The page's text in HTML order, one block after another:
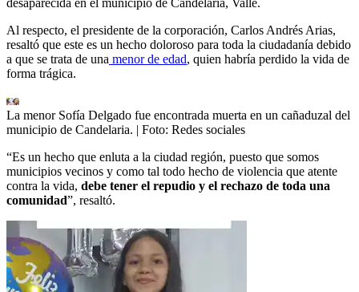
Al respecto, el presidente de la corporación, Carlos Andrés Arias,
resaltó que este es un hecho doloroso para toda la ciudadanía debido
a que se trata de una menor de edad, quien habría perdido la vida de
forma trágica.
La menor Sofía Delgado fue encontrada muerta en un cañaduzal del
municipio de Candelaria. | Foto: Redes sociales
“Es un hecho que enluta a la ciudad región, puesto que somos
municipios vecinos y como tal todo hecho de violencia que atente
contra la vida, debe tener el repudio y el rechazo de toda una
comunidad”, resaltó.